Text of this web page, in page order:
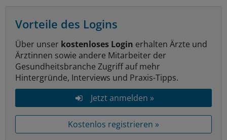
Vorteile des Logins
Über unser kostenloses Login erhalten Ärzte und
Ärztinnen sowie andere Mitarbeiter der
Gesundheitsbranche Zugriff auf mehr
Hintergründe, Interviews und Praxis-Tipps.
Jetzt anmelden »
Kostenlos registrieren »